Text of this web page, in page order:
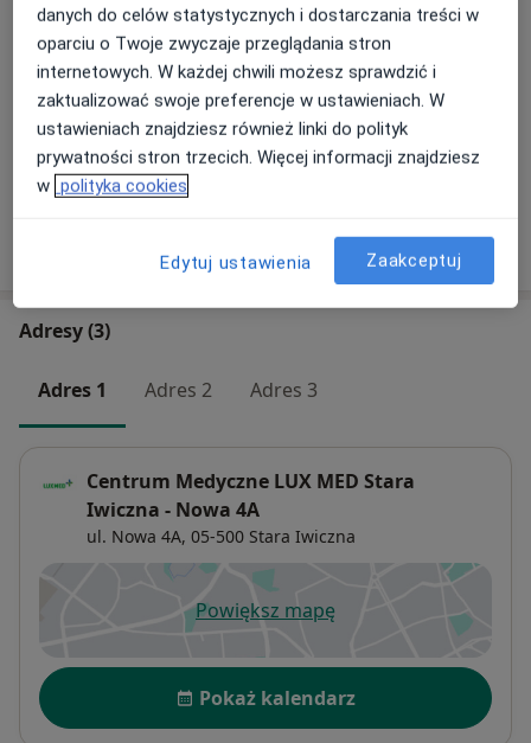
Konsultacja internistyczna
Od 125 zł Szczegóły
Konsultacja telefoniczna - Internista
Od 169 zł Szczegóły
W jaki sposób ustalane są ceny?
Adresy (3)
Adres 1 Adres 2 Adres 3
Centrum Medyczne LUX MED Stara
Iwiczna - Nowa 4A
ul. Nowa 4A, 05-500 Stara Iwiczna
Powiększ mapęotwiera się w nowej karcie
Dostępność
Pokaż kalendarz
danych do celów statystycznych i dostarczania treści w
oparciu o Twoje zwyczaje przeglądania stron
internetowych. W każdej chwili możesz sprawdzić i
zaktualizować swoje preferencje w ustawieniach. W
ustawieniach znajdziesz również linki do polityk
prywatności stron trzecich. Więcej informacji znajdziesz
w polityka cookies
Edytuj ustawienia Zaakceptuj